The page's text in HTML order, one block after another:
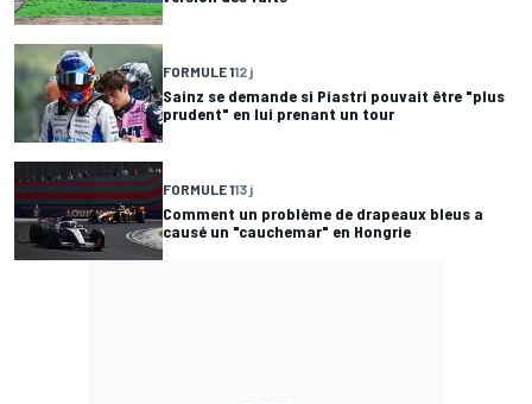
FORMULE 112 j
Sainz se demande si Piastri pouvait être "plus
prudent" en lui prenant un tour
FORMULE 113 j
Comment un problème de drapeaux bleus a
causé un "cauchemar" en Hongrie